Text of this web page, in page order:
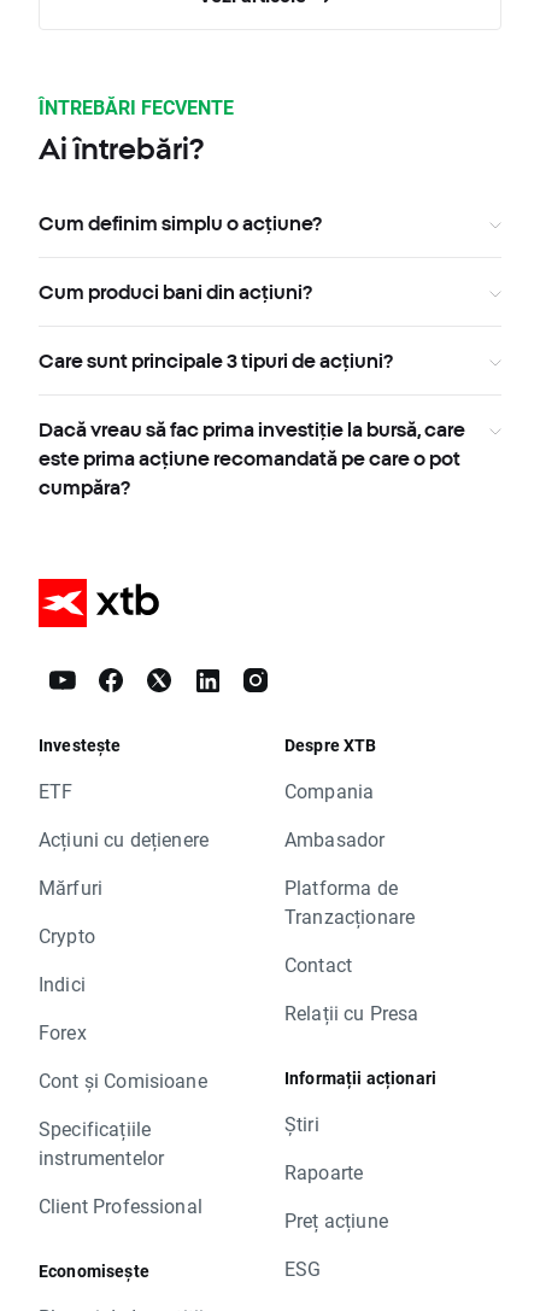
ÎNTREBĂRI FECVENTE
Ai întrebări?
Cum definim simplu o acțiune?
Cum produci bani din acțiuni?
Care sunt principale 3 tipuri de acțiuni?
Dacă vreau să fac prima investiție la bursă, care
este prima acțiune recomandată pe care o pot
cumpăra?
Investește
ETF
Acțiuni cu dețienere
Mărfuri
Crypto
Indici
Forex
Cont și Comisioane
Specificațiile
instrumentelor
Client Professional
Economisește
Despre XTB
Compania
Ambasador
Platforma de
Tranzacționare
Contact
Relații cu Presa
Informații acționari
Știri
Rapoarte
Preț acțiune
ESG